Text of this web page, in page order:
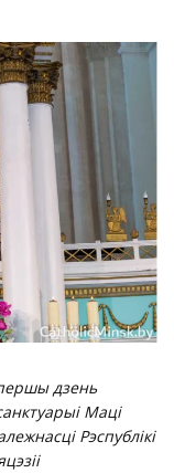
дзень
Маці
Рэспублікі